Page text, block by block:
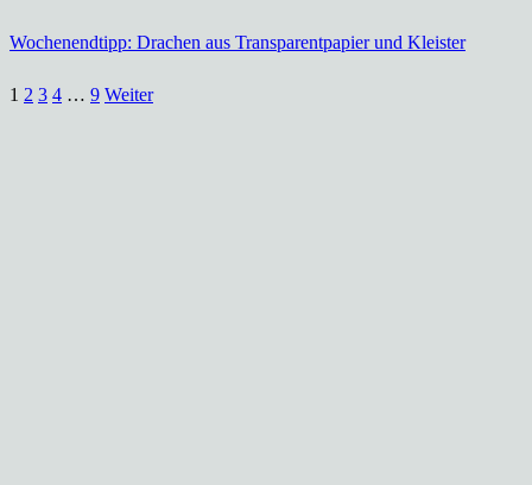
Wochenendtipp: Drachen aus Transparentpapier und Kleister
1 2 3 4 … 9 Weiter